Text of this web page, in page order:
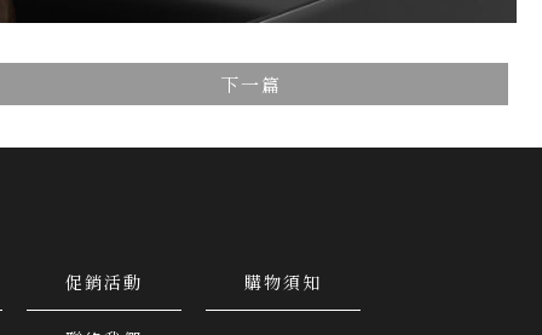
下一篇
促銷活動 購物須知